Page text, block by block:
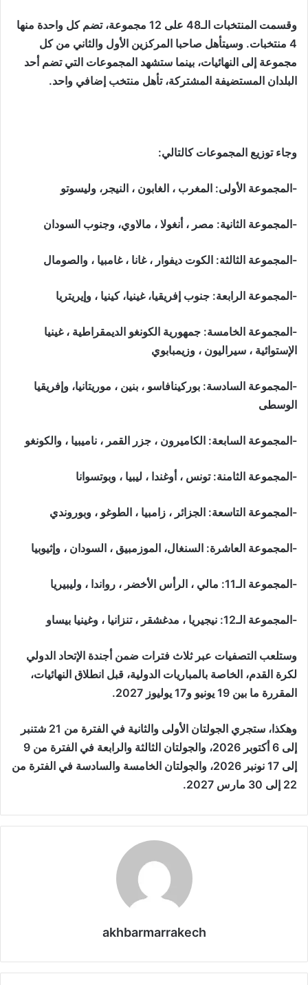
وقسمت المنتخبات الـ48 على 12 مجموعة، تضم كل واحدة منها
4 منتخبات. وسيتأهل صاحبا المركزين الأول والثاني من كل
مجموعة إلى النهائيات، بينما ستشهد المجموعات التي تضم أحد
البلدان المستضيفة المشتركة، تأهل منتخب إضافي واحد.
وجاء توزيع المجموعات كالتالي:
-المجموعة الأولى: المغرب ، الغابون ، النيجر، وليسوتو
-المجموعة الثانية: مصر ، أنغولا ، مالاوي، وجنوب السودان
-المجموعة الثالثة: الكوت ديفوار ، غانا ، غامبيا ، والصومال
-المجموعة الرابعة: جنوب إفريقيا، غينيا، كينيا ، وإيريتريا
-المجموعة الخامسة: جمهورية الكونغو الديمقراطية ، غينيا
الإستوائية ، سيراليون ، وزيمبابوي
-المجموعة السادسة: بوركينافاسو ، بنين ، موريتانيا، وإفريقيا
الوسطى
-المجموعة السابعة: الكاميرون ، جزر القمر ، ناميبيا ، والكونغو
-المجموعة الثامنة: تونس ، أوغندا ، ليبيا ، وبوتسوانا
-المجموعة التاسعة: الجزائر ، زامبيا ، الطوغو ، وبوروندي
-المجموعة العاشرة: السنغال، الموزمبيق ، السودان ، وإثيوبيا
-المجموعة الـ11: مالي ، الرأس الأخضر ، رواندا ، وليبيريا
-المجموعة الـ12: نيجيريا ، مدغشقر ، تنزانيا ، وغينيا بيساو
وستلعب التصفيات عبر ثلاث فترات ضمن أجندة الإتحاد الدولي
لكرة القدم، الخاصة بالمباريات الدولية، قبل انطلاق النهائيات،
المقررة ما بين 19 يونيو و17 يوليوز 2027.
وهكذا، ستجري الجولتان الأولى والثانية في الفترة من 21 شتنبر
إلى 6 أكتوبر 2026، والجولتان الثالثة والرابعة في الفترة من 9
إلى 17 نونبر 2026، والجولتان الخامسة والسادسة في الفترة من
22 إلى 30 مارس 2027.
akhbarmarrakech